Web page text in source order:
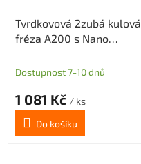
Tvrdkovová 2zubá kulová
fréza A200 s Nano
průměr 6 R3
Dostupnost 7-10 dnů
1 081 Kč / ks
Do košíku